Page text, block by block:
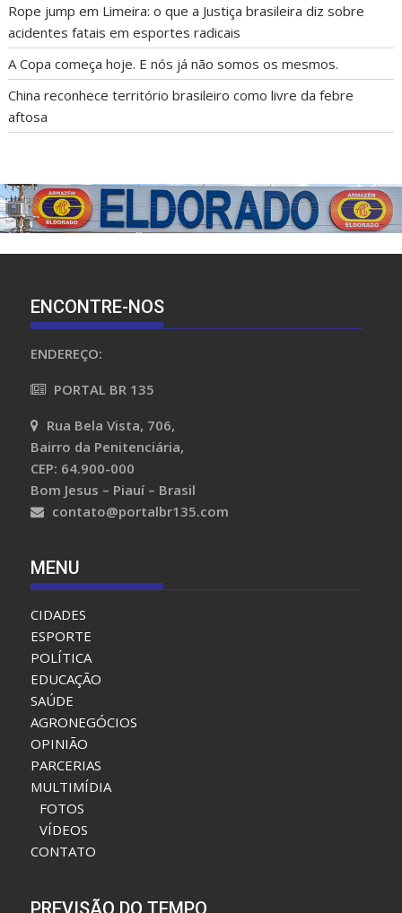
Rope jump em Limeira: o que a Justiça brasileira diz sobre
acidentes fatais em esportes radicais
A Copa começa hoje. E nós já não somos os mesmos.
China reconhece território brasileiro como livre da febre
aftosa
ENCONTRE-NOS
ENDEREÇO:
PORTAL BR 135
Rua Bela Vista, 706,
Bairro da Penitenciária,
CEP: 64.900-000
Bom Jesus – Piauí – Brasil
contato@portalbr135.com
MENU
CIDADES
ESPORTE
POLÍTICA
EDUCAÇÃO
SAÚDE
AGRONEGÓCIOS
OPINIÃO
PARCERIAS
MULTIMÍDIA
FOTOS
VÍDEOS
CONTATO
PREVISÃO DO TEMPO